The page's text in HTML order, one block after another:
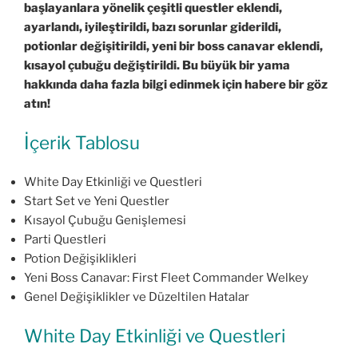
başlayanlara yönelik çeşitli questler eklendi,
ayarlandı, iyileştirildi, bazı sorunlar giderildi,
potionlar değişitirildi, yeni bir boss canavar eklendi,
kısayol çubuğu değiştirildi. Bu büyük bir yama
hakkında daha fazla bilgi edinmek için habere bir göz
atın!
İçerik Tablosu
White Day Etkinliği ve Questleri
Start Set ve Yeni Questler
Kısayol Çubuğu Genişlemesi
Parti Questleri
Potion Değişiklikleri
Yeni Boss Canavar: First Fleet Commander Welkey
Genel Değişiklikler ve Düzeltilen Hatalar
White Day Etkinliği ve Questleri